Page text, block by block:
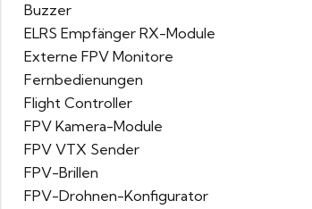
Buzzer
ELRS Empfänger RX-Module
Externe FPV Monitore
Fernbedienungen
Flight Controller
FPV Kamera-Module
FPV VTX Sender
FPV-Brillen
FPV-Drohnen-Konfigurator